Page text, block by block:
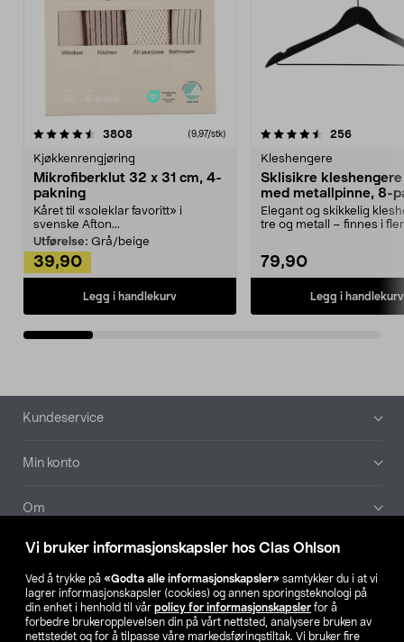
Vi bruker informasjonskapsler hos Clas Ohlson
Ved å trykke på «Godta alle informasjonskapsler» samtykker du i at vi
lagrer informasjonskapsler (cookies) og annen sporingsteknologi på
din enhet i henhold til vår policy for informasjonskapsler for å
forbedre brukeropplevelsen din på vårt nettsted, analysere bruken av
nettstedet og for å tilpasse våre markedsføringstiltak. Vi bruker fire
3808anmeldelser(9,97/stk)
Kjøkkenrengjøring
Mikrofiberklut 32 x 31 cm, 4-
pakning
Kåret til «soleklar favoritt» i
svenske Afton...
Utførelse: Grå/beige
39,90
Legg i handlekurv
4.5av 5 stjerner 256
Kleshengere
Sklisikre
med metallpinne, 8-
Elegant og skikkelig
tre og metall – finnes i
79,90
Legg i handlekurv
4.5av 5 stjerner
Bunntekst
Kundeservice
Min konto
Om
Aktuelt
Våre selskaper